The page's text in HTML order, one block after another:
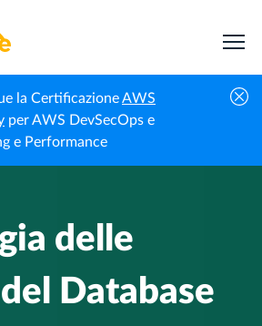
la CertificazioneAWS
per AWS DevSecOps e
e Performance
Cronologia delle Attività del Database
delle
Database